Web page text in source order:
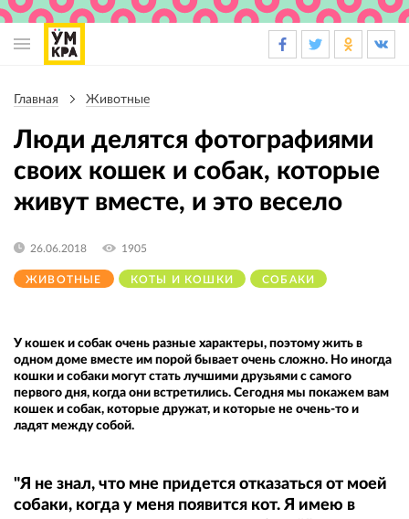
навигация
навигации
Главная Животные
Люди делятся фотографиями
своих кошек и собак, которые
живут вместе, и это весело
ЖИВОТНЫЕ КОТЫ И КОШКИ СОБАКИ
26.06.2018 1905
У кошек и собак очень разные характеры, поэтому жить в
одном доме вместе им порой бывает очень сложно. Но иногда
кошки и собаки могут стать лучшими друзьями с самого
первого дня, когда они встретились. Сегодня мы покажем вам
кошек и собак, которые дружат, и которые не очень-то и
ладят между собой.
"Я не знал, что мне придется отказаться от моей
собаки, когда у меня появится кот. Я имею в